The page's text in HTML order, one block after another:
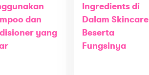
dan
yang
Ingredients di
Dalam Skincare
Beserta
Fungsinya